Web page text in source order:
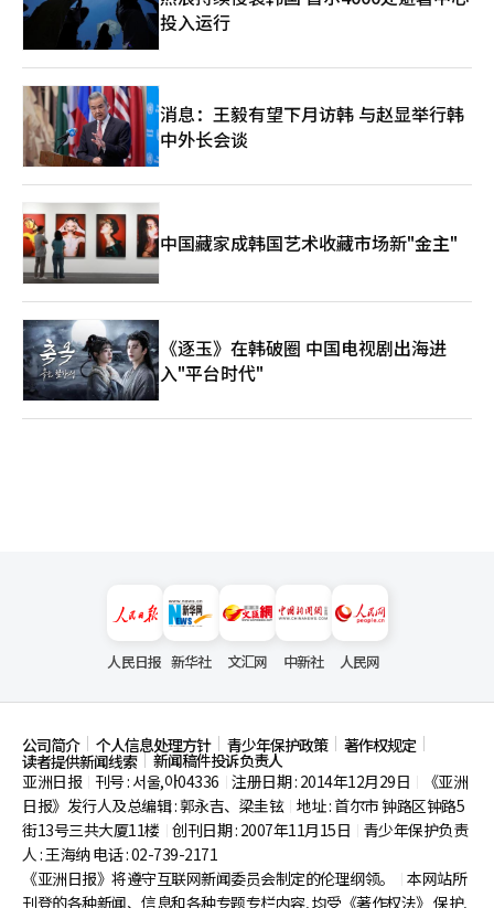
投入运行
消息：王毅有望下月访韩 与赵显举行韩
中外长会谈
中国藏家成韩国艺术收藏市场新"金主"
《逐玉》在韩破圈 中国电视剧出海进
入"平台时代"
人民日报 新华社 文汇网 中新社 人民网
公司简介 个人信息处理方针 青少年保护政策 著作权规定
读者提供新闻线索
新闻稿件投诉负责人
亚洲日报
刊号 : 서울,아04336 注册日期 : 2014年12月29日
《亚洲
日报》发行人及总编辑 : 郭永吉、梁圭铉 地址 : 首尔市钟路区钟路5
街13号三共大厦11楼 创刊日期 : 2007年11月15日
青少年保护负责
人 : 王海纳 电话 : 02-739-2171
《亚洲日报》将遵守互联网新闻委员会制定的伦理纲领。
本网站所
刊登的各种新闻、信息和各种专题专栏内容, 均受《著作权法》 保护,